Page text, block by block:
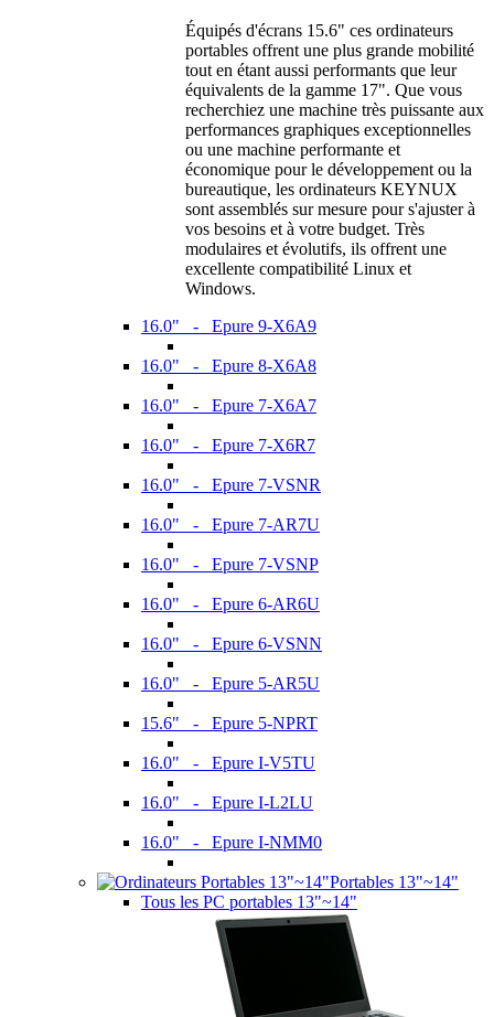
Équipés d'écrans 15.6" ces ordinateurs
portables offrent une plus grande mobilité
tout en étant aussi performants que leur
équivalents de la gamme 17". Que vous
recherchiez une machine très puissante aux
performances graphiques exceptionnelles
ou une machine performante et
économique pour le développement ou la
bureautique, les ordinateurs KEYNUX
sont assemblés sur mesure pour s'ajuster à
vos besoins et à votre budget. Très
modulaires et évolutifs, ils offrent une
excellente compatibilité Linux et
Windows.
16.0" - Epure 9-X6A9
16.0" - Epure 8-X6A8
16.0" - Epure 7-X6A7
16.0" - Epure 7-X6R7
16.0" - Epure 7-VSNR
16.0" - Epure 7-AR7U
16.0" - Epure 7-VSNP
16.0" - Epure 6-AR6U
16.0" - Epure 6-VSNN
16.0" - Epure 5-AR5U
15.6" - Epure 5-NPRT
16.0" - Epure I-V5TU
16.0" - Epure I-L2LU
16.0" - Epure I-NMM0
Portables 13"~14"
Tous les PC portables 13"~14"